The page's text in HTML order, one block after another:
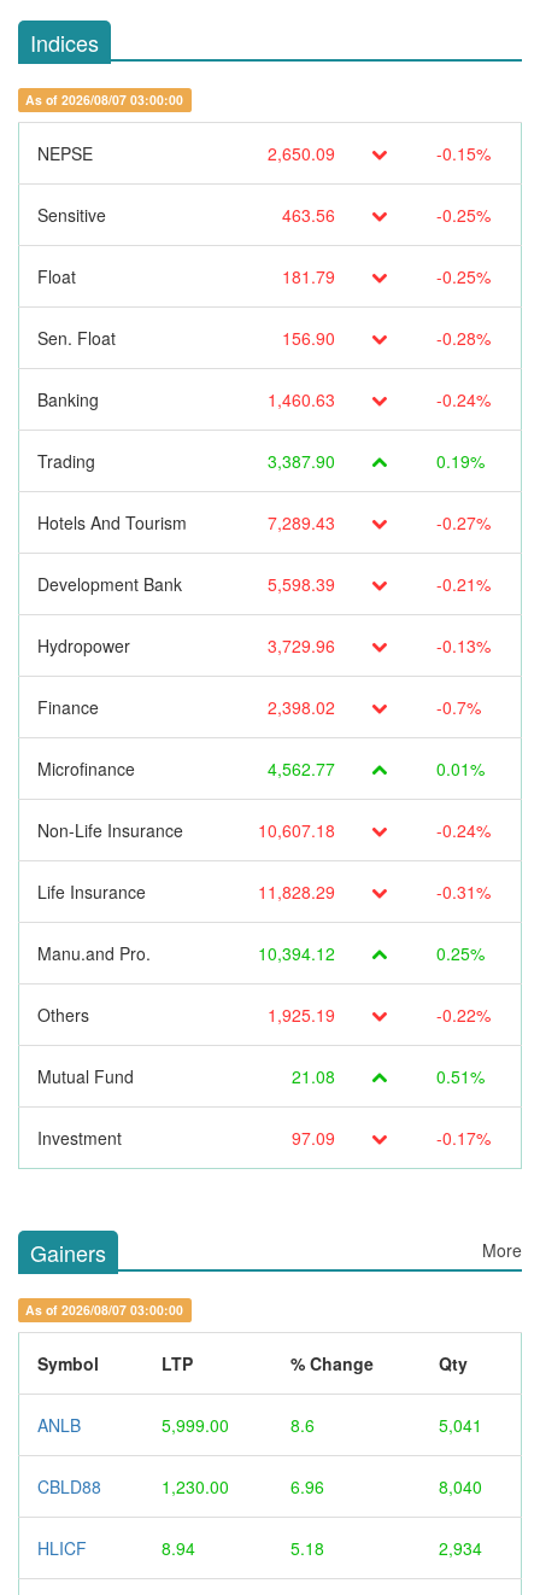
Indices
As of 2026/08/07 03:00:00
NEPSE 2,650.09 -0.15%
Sensitive 463.56 -0.25%
Float 181.79 -0.25%
Sen. Float 156.90 -0.28%
Banking 1,460.63 -0.24%
Trading 3,387.90 0.19%
Hotels And Tourism 7,289.43 -0.27%
Development Bank 5,598.39 -0.21%
Hydropower 3,729.96 -0.13%
Finance 2,398.02 -0.7%
Microfinance 4,562.77 0.01%
Non-Life Insurance 10,607.18 -0.24%
Life Insurance 11,828.29 -0.31%
Manu.and Pro. 10,394.12 0.25%
Others 1,925.19 -0.22%
Mutual Fund 21.08 0.51%
Investment 97.09 -0.17%
Gainers More
As of 2026/08/07 03:00:00
Symbol LTP % Change Qty
ANLB 5,999.00 8.6 5,041
CBLD88 1,230.00 6.96 8,040
HLICF 8.94 5.18 2,934